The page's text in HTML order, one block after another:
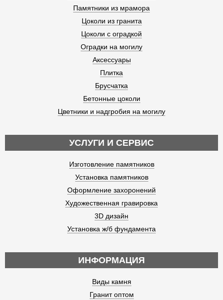
Памятники из мрамора
Цоколи из гранита
Цоколи с оградкой
Оградки на могилу
Аксессуары
Плитка
Брусчатка
Бетонные цоколи
Цветники и надгробия на могилу
УСЛУГИ И СЕРВИС
Изготовление памятников
Установка памятников
Оформление захоронений
Художественная гравировка
3D дизайн
Установка ж/б фундамента
ИНФОРМАЦИЯ
Виды камня
Гранит оптом